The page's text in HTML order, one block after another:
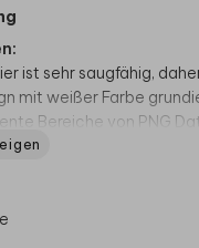
ist sehr saugfähig,
mit weißer Farbe
Bereiche von PNG
eingefärbt. Verwende
sind aufgrund des
bestimmte